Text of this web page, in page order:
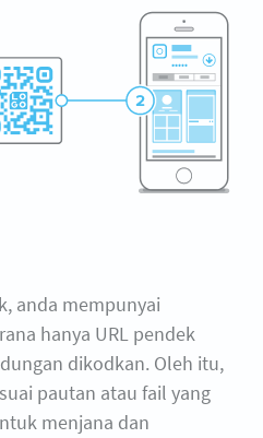
anda mempunyai
hanya URL pendek
dikodkan. Oleh itu,
pautan atau fail yang
menjana dan